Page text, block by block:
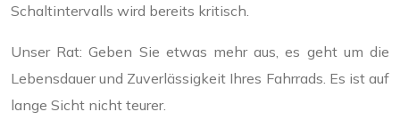
Schaltintervalls wird bereits kritisch.
Unser Rat: Geben Sie etwas mehr aus, es geht um die
Lebensdauer und Zuverlässigkeit Ihres Fahrrads. Es ist auf
lange Sicht nicht teurer.